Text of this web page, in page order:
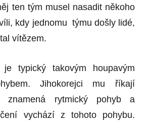
ten tým musel nasadit někoho
kdy jednomu týmu došly lidé,
vítězem.
typický takovým houpavým
Jihokorejci mu říkají
znamená rytmický pohyb a
vychází z tohoto pohybu.